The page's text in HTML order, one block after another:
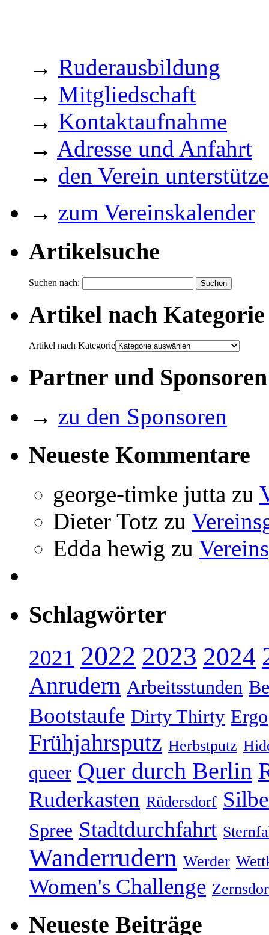
→ Ruderausbildung
→ Mitgliedschaft
→ Kontaktaufnahme
→ Adresse und Anfahrt
→ den Verein
→ zum Vereinskalender
Artikelsuche
Suchen nach:
Artikel nach Kategorie
Artikel nach Kategorie
Partner und Sponsoren
→ zu den Sponsoren
Neueste Kommentare
george-timke jutta zu
Dieter Totz zu
Edda hewig zu
Schlagwörter
2021 2022 2023 2024
Anrudern Arbeitsstunden
Bootstaufe Dirty Thirty Ergo
Frühjahrsputz Herbstputz
queer Quer durch Berlin
Ruderkasten Rüdersdorf
Spree Stadtdurchfahrt
Wanderrudern Werder
Women's Challenge
Neueste Beiträge